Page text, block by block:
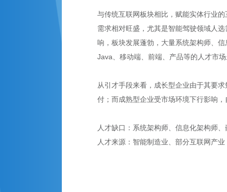
与传统互联网板块相比，赋能实体行业
需求相对旺盛，尤其是智能驾驶领域人
响，板块发展蓬勃，大量系统架构师、
Java、移动端、前端、产品等的人才市
从引才手段来看，成长型企业由于其要
付；而成熟型企业受市场环境下行影响
人才缺口：系统架构师、信息化架构师
人才来源：智能制造业、部分互联网产业